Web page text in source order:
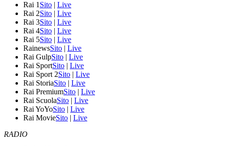
Rai 1 Sito | Live
Rai 2Sito | Live
Rai 3Sito | Live
Rai 4Sito | Live
Rai 5Sito | Live
RainewsSito | Live
Rai GulpSito | Live
Rai SportSito | Live
Rai Sport 2Sito | Live
Rai StoriaSito | Live
Rai PremiumSito | Live
Rai ScuolaSito | Live
Rai YoYoSito | Live
Rai MovieSito | Live
RADIO